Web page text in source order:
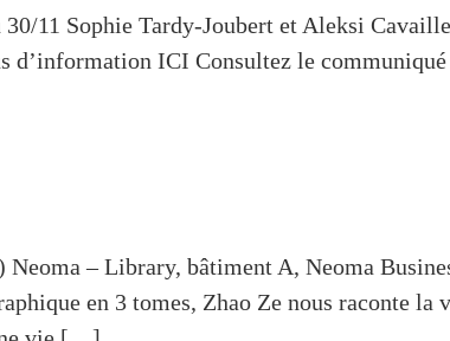
11 Sophie Tardy-Joubert et Aleksi
d’information ICI Consultez le
– Library, bâtiment A, Neoma
en 3 tomes, Zhao Ze nous raconte la